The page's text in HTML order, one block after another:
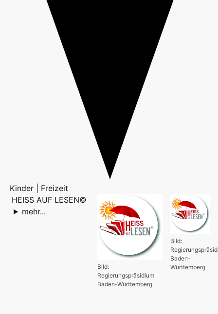
Kinder | Freizeit
Bild:
Baden-
Württemberg
Bild:
Regierungspräsidium
Baden-Württemberg
HEISS AUF LESEN©
mehr...